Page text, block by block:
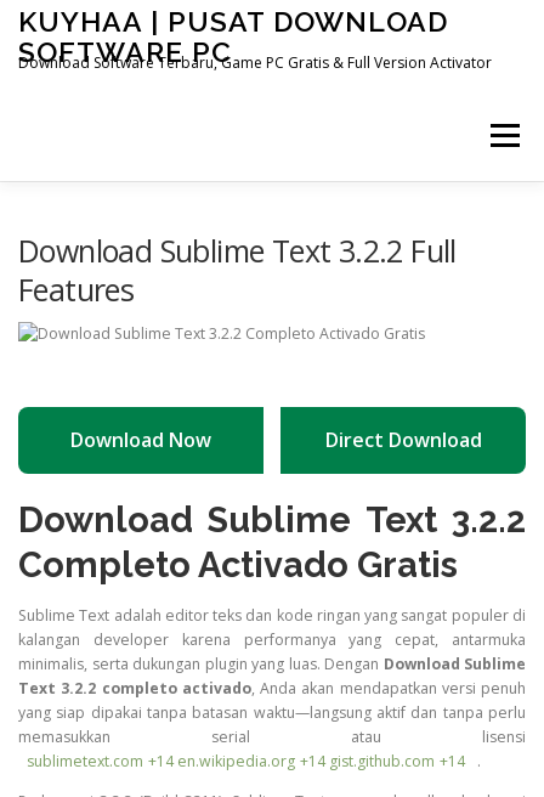
Skip
content
KUYHAA | PUSAT DOWNLOAD
SOFTWARE PC
Download Software Terbaru, Game PC Gratis & Full Version Activator
Menu
Download Sublime Text 3.2.2 Full
Features
Download Now Direct Download
Download Sublime Text 3.2.2
Completo Activado Gratis
Sublime Text adalah editor teks dan kode ringan yang sangat populer di
kalangan developer karena performanya yang cepat, antarmuka
minimalis, serta dukungan plugin yang luas. Dengan Download Sublime
Text 3.2.2 completo activado, Anda akan mendapatkan versi penuh
yang siap dipakai tanpa batasan waktu—langsung aktif dan tanpa perlu
memasukkan serial atau lisensi
sublimetext.com +14 en.wikipedia.org +14 gist.github.com +14
.